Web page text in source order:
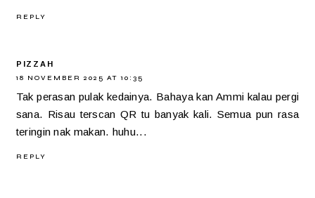
REPLY
PIZZAH
18 NOVEMBER 2025 AT 10:35
Tak perasan pulak kedainya. Bahaya kan Ammi kalau pergi
sana. Risau terscan QR tu banyak kali. Semua pun rasa
teringin nak makan. huhu...
REPLY